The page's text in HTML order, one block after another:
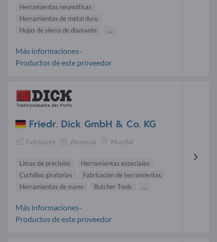
Herramientas neumáticas
Herramientas de metal duro
Hojas de sierra de diamante
...
Más informaciones-
Productos de este proveedor
Friedr. Dick GmbH & Co. KG
Fabricante Alemania Mundial
Limas de precisión
Herramientas especiales
Cuchillas giratorias
Fabricación de herramientas
Herramientas de mano
Butcher Tools ...
Más informaciones-
Productos de este proveedor